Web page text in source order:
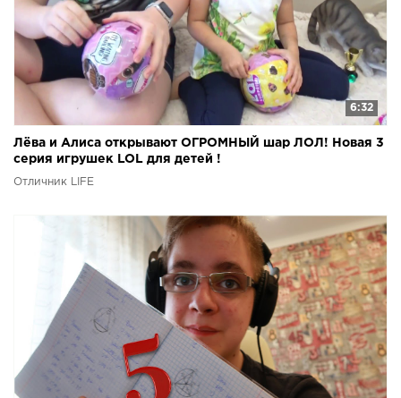
6:32
Лёва и Алиса открывают ОГРОМНЫЙ шар ЛОЛ! Новая 3
серия игрушек LOL для детей !
Отличник LIFE